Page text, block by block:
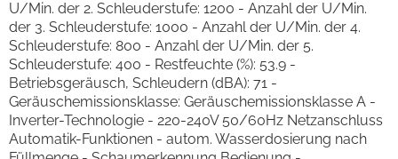
U/Min. der 2. Schleuderstufe: 1200 - Anzahl der U/Min.
der 3. Schleuderstufe: 1000 - Anzahl der U/Min. der 4.
Schleuderstufe: 800 - Anzahl der U/Min. der 5.
Schleuderstufe: 400 - Restfeuchte (%): 53.9 -
Betriebsgeräusch, Schleudern (dBA): 71 -
Geräuschemissionsklasse: Geräuschemissionsklasse A -
Inverter-Technologie - 220-240V 50/60Hz Netzanschluss
Automatik-Funktionen - autom. Wasserdosierung nach